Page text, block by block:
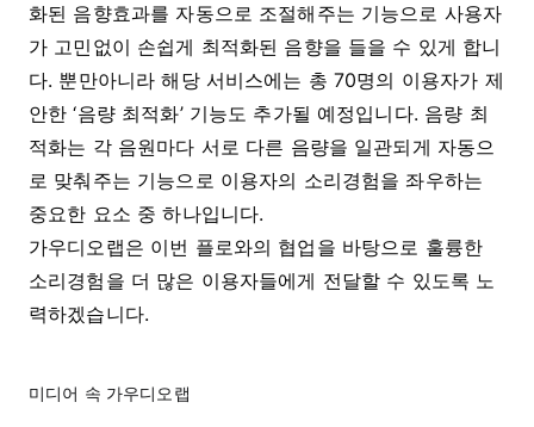
화된 음향효과를 자동으로 조절해주는 기능으로 사용자
가 고민없이 손쉽게 최적화된 음향을 들을 수 있게 합니
다. 뿐만아니라 해당 서비스에는 총 70명의 이용자가 제
안한 ‘음량 최적화’ 기능도 추가될 예정입니다. 음량 최
적화는 각 음원마다 서로 다른 음량을 일관되게 자동으
로 맞춰주는 기능으로 이용자의 소리경험을 좌우하는
중요한 요소 중 하나입니다.
가우디오랩은 이번 플로와의 협업을 바탕으로 훌륭한
소리경험을 더 많은 이용자들에게 전달할 수 있도록 노
력하겠습니다.
미디어 속 가우디오랩